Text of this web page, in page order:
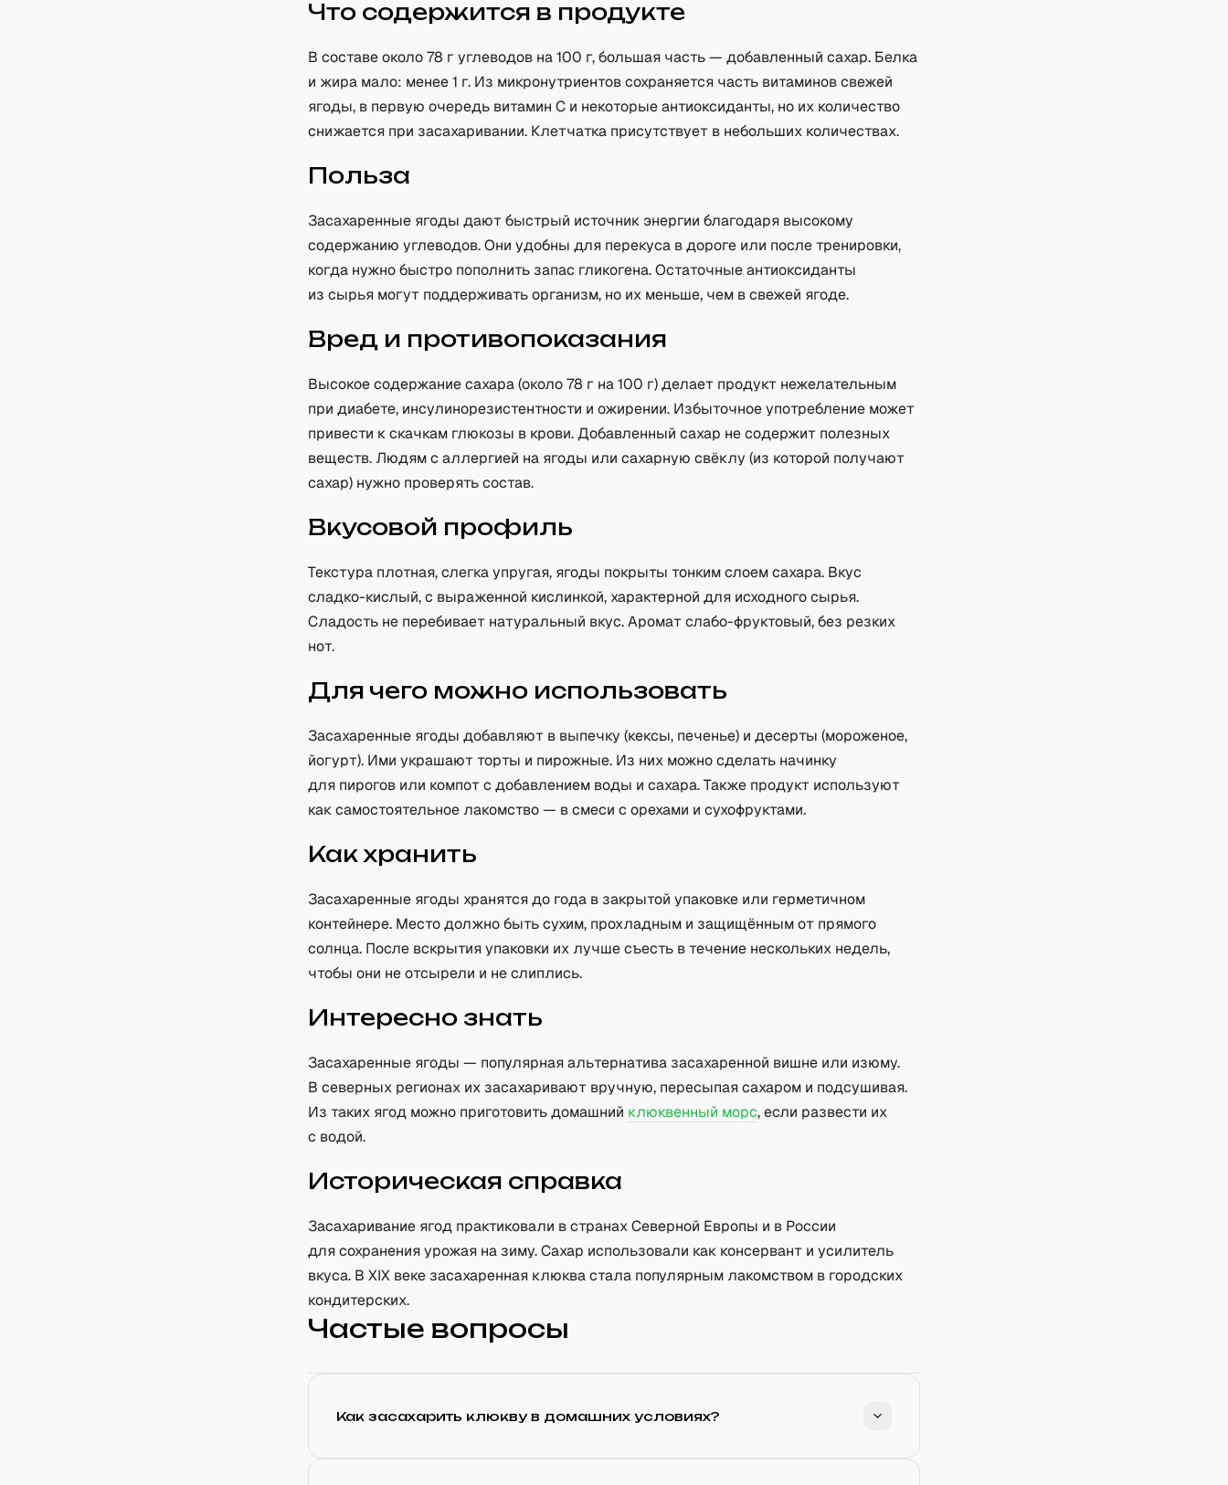
Что содержится в продукте
В составе около 78 г углеводов на 100 г, большая часть — добавленный сахар. Белка
и жира мало: менее 1 г. Из микронутриентов сохраняется часть витаминов свежей
ягоды, в первую очередь витамин C и некоторые антиоксиданты, но их количество
снижается при засахаривании. Клетчатка присутствует в небольших количествах.
Польза
Засахаренные ягоды дают быстрый источник энергии благодаря высокому
содержанию углеводов. Они удобны для перекуса в дороге или после тренировки,
когда нужно быстро пополнить запас гликогена. Остаточные антиоксиданты
из сырья могут поддерживать организм, но их меньше, чем в свежей ягоде.
Вред и противопоказания
Высокое содержание сахара (около 78 г на 100 г) делает продукт нежелательным
при диабете, инсулинорезистентности и ожирении. Избыточное употребление может
привести к скачкам глюкозы в крови. Добавленный сахар не содержит полезных
веществ. Людям с аллергией на ягоды или сахарную свёклу (из которой получают
сахар) нужно проверять состав.
Вкусовой профиль
Текстура плотная, слегка упругая, ягоды покрыты тонким слоем сахара. Вкус
сладко-кислый, с выраженной кислинкой, характерной для исходного сырья.
Сладость не перебивает натуральный вкус. Аромат слабо-фруктовый, без резких
нот.
Для чего можно использовать
Засахаренные ягоды добавляют в выпечку (кексы, печенье) и десерты (мороженое,
йогурт). Ими украшают торты и пирожные. Из них можно сделать начинку
для пирогов или компот с добавлением воды и сахара. Также продукт используют
как самостоятельное лакомство — в смеси с орехами и сухофруктами.
Как хранить
Засахаренные ягоды хранятся до года в закрытой упаковке или герметичном
контейнере. Место должно быть сухим, прохладным и защищённым от прямого
солнца. После вскрытия упаковки их лучше съесть в течение нескольких недель,
чтобы они не отсырели и не слиплись.
Интересно знать
Засахаренные ягоды — популярная альтернатива засахаренной вишне или изюму.
В северных регионах их засахаривают вручную, пересыпая сахаром и подсушивая.
Из таких ягод можно приготовить домашний клюквенный морс, если развести их
с водой.
Историческая справка
Засахаривание ягод практиковали в странах Северной Европы и в России
для сохранения урожая на зиму. Сахар использовали как консервант и усилитель
вкуса. В XIX веке засахаренная клюква стала популярным лакомством в городских
кондитерских.
Частые вопросы
Как засахарить клюкву в домашних условиях?